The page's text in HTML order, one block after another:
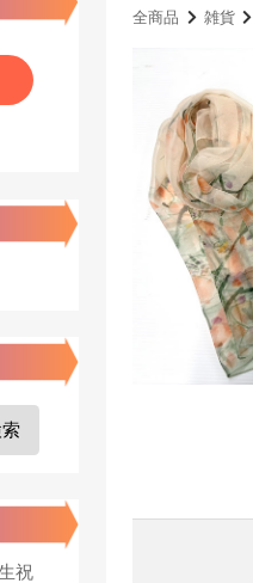
全商品 雑貨
祝